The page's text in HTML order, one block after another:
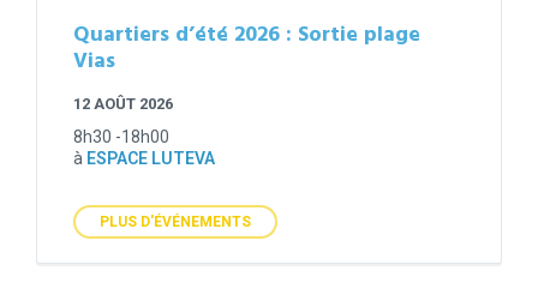
Quartiers d’été 2026 : Sortie plage
Vias
12 AOÛT 2026
8h30 -18h00
à ESPACE LUTEVA
PLUS D'ÉVÉNEMENTS